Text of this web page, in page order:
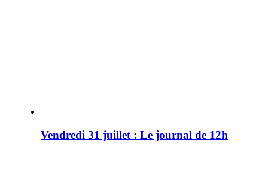
Vendredi 31 juillet : Le journal de 12h